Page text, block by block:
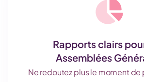
Rapports clairs
Assemblées
Ne redoutez plus le moment de